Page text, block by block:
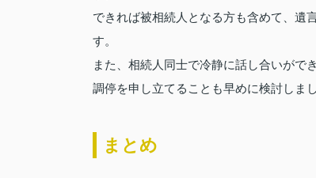
できれば被相続人となる方も含めて、遺
す。
また、相続人同士で冷静に話し合いがで
調停を申し立てることも早めに検討しまし
まとめ